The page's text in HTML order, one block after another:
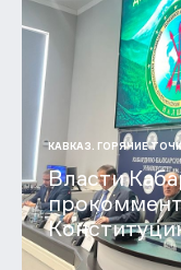
КАВКАЗ. ГОРЯЧИЕ
Власти